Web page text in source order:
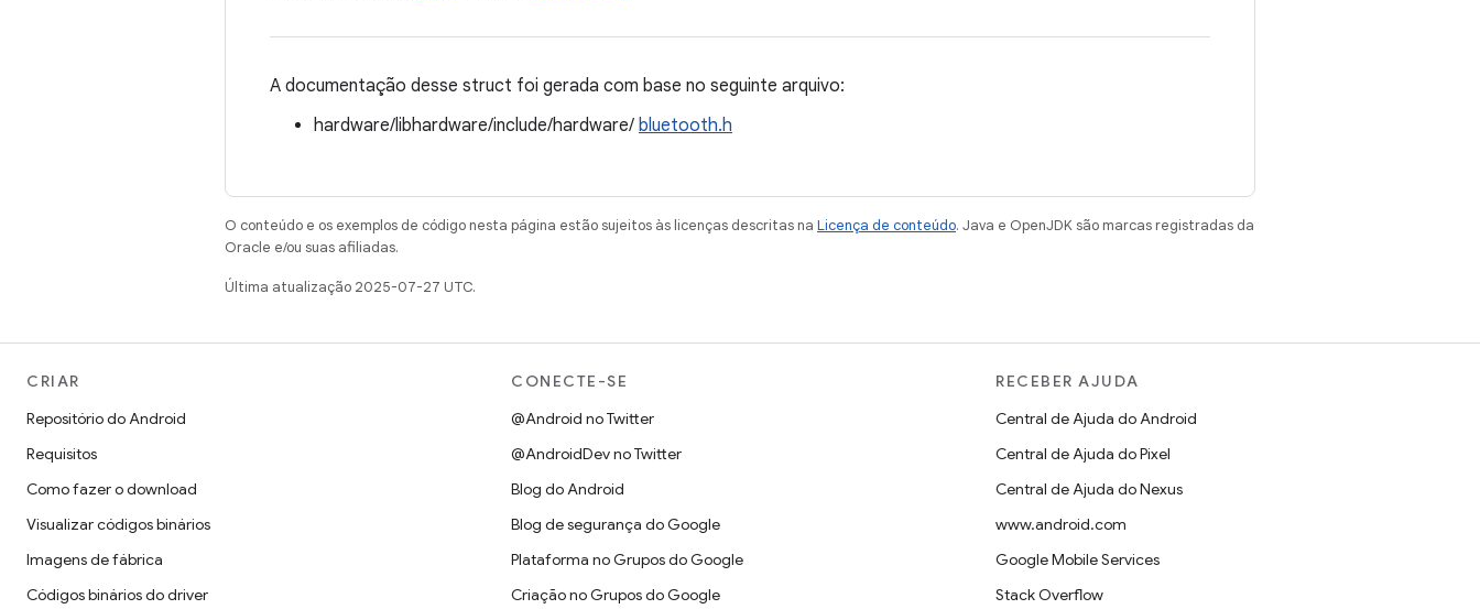
A documentação desse struct foi gerada com base no seguinte arquivo:
hardware/libhardware/include/hardware/ bluetooth.h
O conteúdo e os exemplos de código nesta página estão sujeitos às licenças descritas na Licença de conteúdo. Java e OpenJDK são marcas registradas da
Oracle e/ou suas afiliadas.
Última atualização 2025-07-27 UTC.
CRIAR
Repositório do Android
Requisitos
Como fazer o download
Visualizar códigos binários
Imagens de fábrica
Códigos binários do driver
CONECTE-SE
@Android no Twitter
@AndroidDev no Twitter
Blog do Android
Blog de segurança do Google
Plataforma no Grupos do Google
Criação no Grupos do Google
RECEBER AJUDA
Central de Ajuda do Android
Central de Ajuda do Pixel
Central de Ajuda do Nexus
www.android.com
Google Mobile Services
Stack Overflow